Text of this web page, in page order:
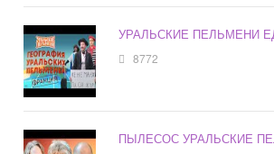
УРАЛЬСКИЕ ПЕЛЬМЕНИ
8772
ПЫЛЕСОС УРАЛЬСКИЕ